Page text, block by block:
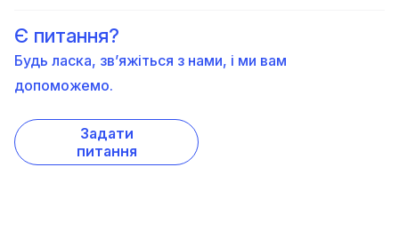
Є питання?
Будь ласка, зв’яжіться з нами, і ми вам
допоможемо.
Задати
питання